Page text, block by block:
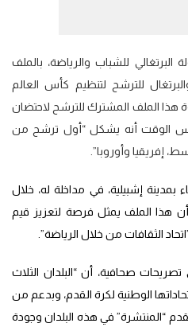
البرتغالي للشباب والرياضة، بالملف
للترشح لتنظيم كأس العالم
هذا الملف المشترك للترشح لاحتضان
في نفس الوقت أنه يشكل “أول ترشح من
إفريقيا وأوروبا”.
بمدينة إشبيلية، في مداخلة له، خلال
العالمية لكرة القدم 2023، أن هذا الملف يمثل فرصة لتعزيز قيم
الثقافات من خلال الرياضة”.
صحافية، أن “البلدان الثلاث
الوطنية لكرة القدم، وبدعم من
“المنتشرة” في هذه البلدان وجودة